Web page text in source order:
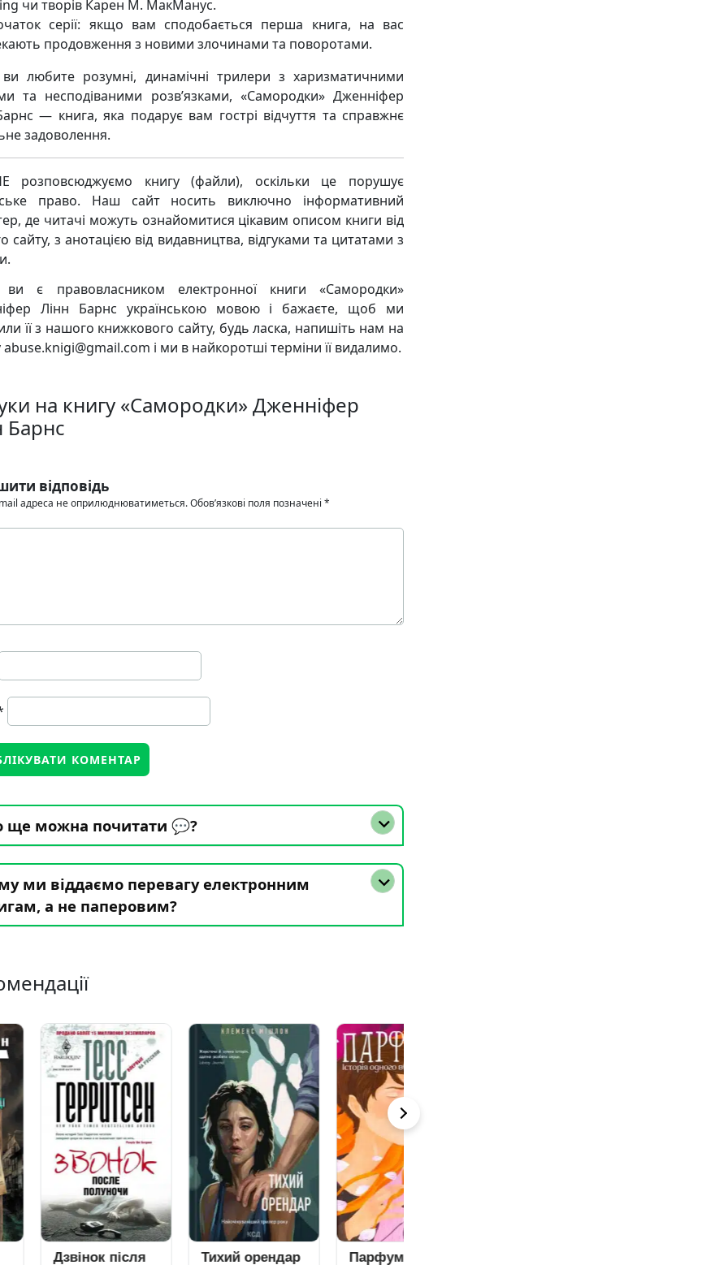
чи творів Карен М. МакМанус.
серії: якщо вам сподобається перша книга, на вас
продовження з новими злочинами та поворотами.
любите розумні, динамічні трилери з харизматичними
та несподіваними розв’язками, «Самородки» Дженніфер
— книга, яка подарує вам гострі відчуття та справжнє
задоволення.
розповсюджуємо книгу (файли), оскільки це порушує
право. Наш сайт носить виключно інформативний
де читачі можуть ознайомитися цікавим описом книги від
сайту, з анотацією від видавництва, відгуками та цитатами з
є правовласником електронної книги «Самородки»
Лінн Барнс українською мовою і бажаєте, щоб ми
її з нашого книжкового сайту, будь ласка, напишіть нам на
і ми в найкоротші терміни її видалимо.
на книгу «Самородки» Дженніфер
Барнс
відповідь
адреса не оприлюднюватиметься.Обов’язкові поля позначені *
ще можна почитати 💬?
ми віддаємо перевагу електронним
а не паперовим?
після
Тихий орендар
Парфуми.